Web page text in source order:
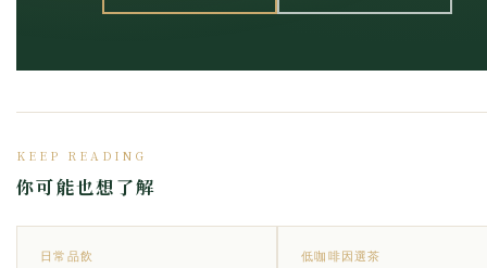
KEEP READING
你可能也想了解
日常品飲 低咖啡因選茶